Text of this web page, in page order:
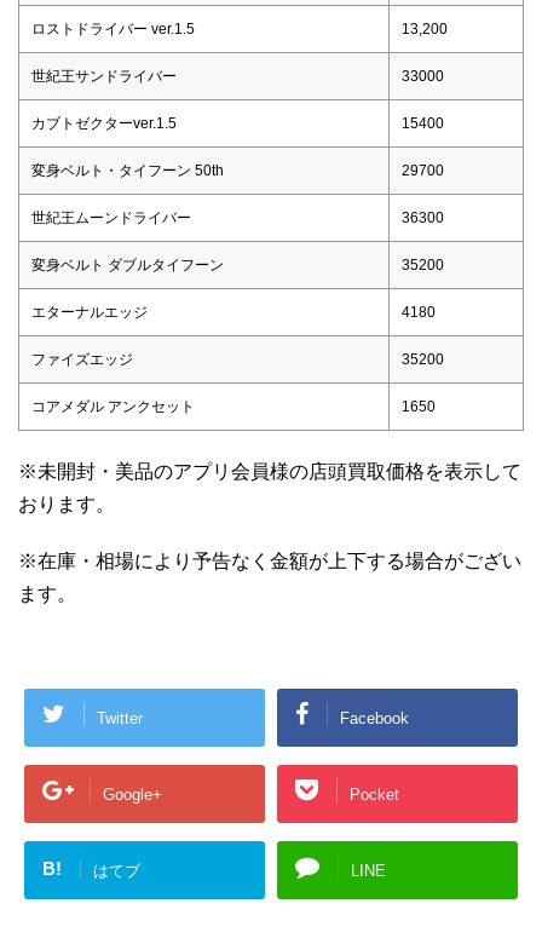
ロストドライバー ver.1.5 13,200
世紀王サンドライバー 33000
カブトゼクターver.1.5 15400
変身ベルト・タイフーン 50th 29700
世紀王ムーンドライバー 36300
変身ベルト ダブルタイフーン 35200
エターナルエッジ 4180
ファイズエッジ 35200
コアメダル アンクセット 1650
※未開封・美品のアプリ会員様の店頭買取価格を表示して
おります。
※在庫・相場により予告なく金額が上下する場合がござい
ます。
Twitter Facebook
Google+ Pocket
B! はてブ LINE